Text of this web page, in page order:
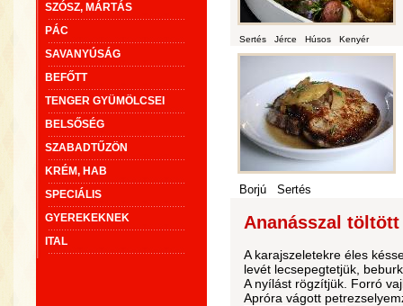
SZÓSZ, MÁRTÁS
PÁC
SAVANYÚSÁG
BEFŐTT
TENGER GYÜMÖLCSEI
BELSŐSÉG
SZABADTŰZÖN
KRÉM, HAB
SPECIÁLIS
GYEREKEKNEK
ITAL
Sertés Jérce Húsos Kenyér
Borjú Sertés
Ananásszal
A karajszeletekre éles
levét lecsepegtetjük,
A nyílást rögzítjük. Forró
Apróra vágott